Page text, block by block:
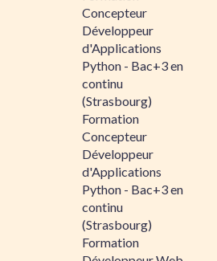
Concepteur
Développeur
d'Applications
Python - Bac+3 en
continu
(Strasbourg)
Formation
Concepteur
Développeur
d'Applications
Python - Bac+3 en
continu
(Strasbourg)
Formation